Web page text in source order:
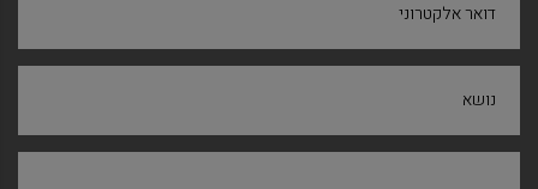
דואר אלקטרוני
נושא